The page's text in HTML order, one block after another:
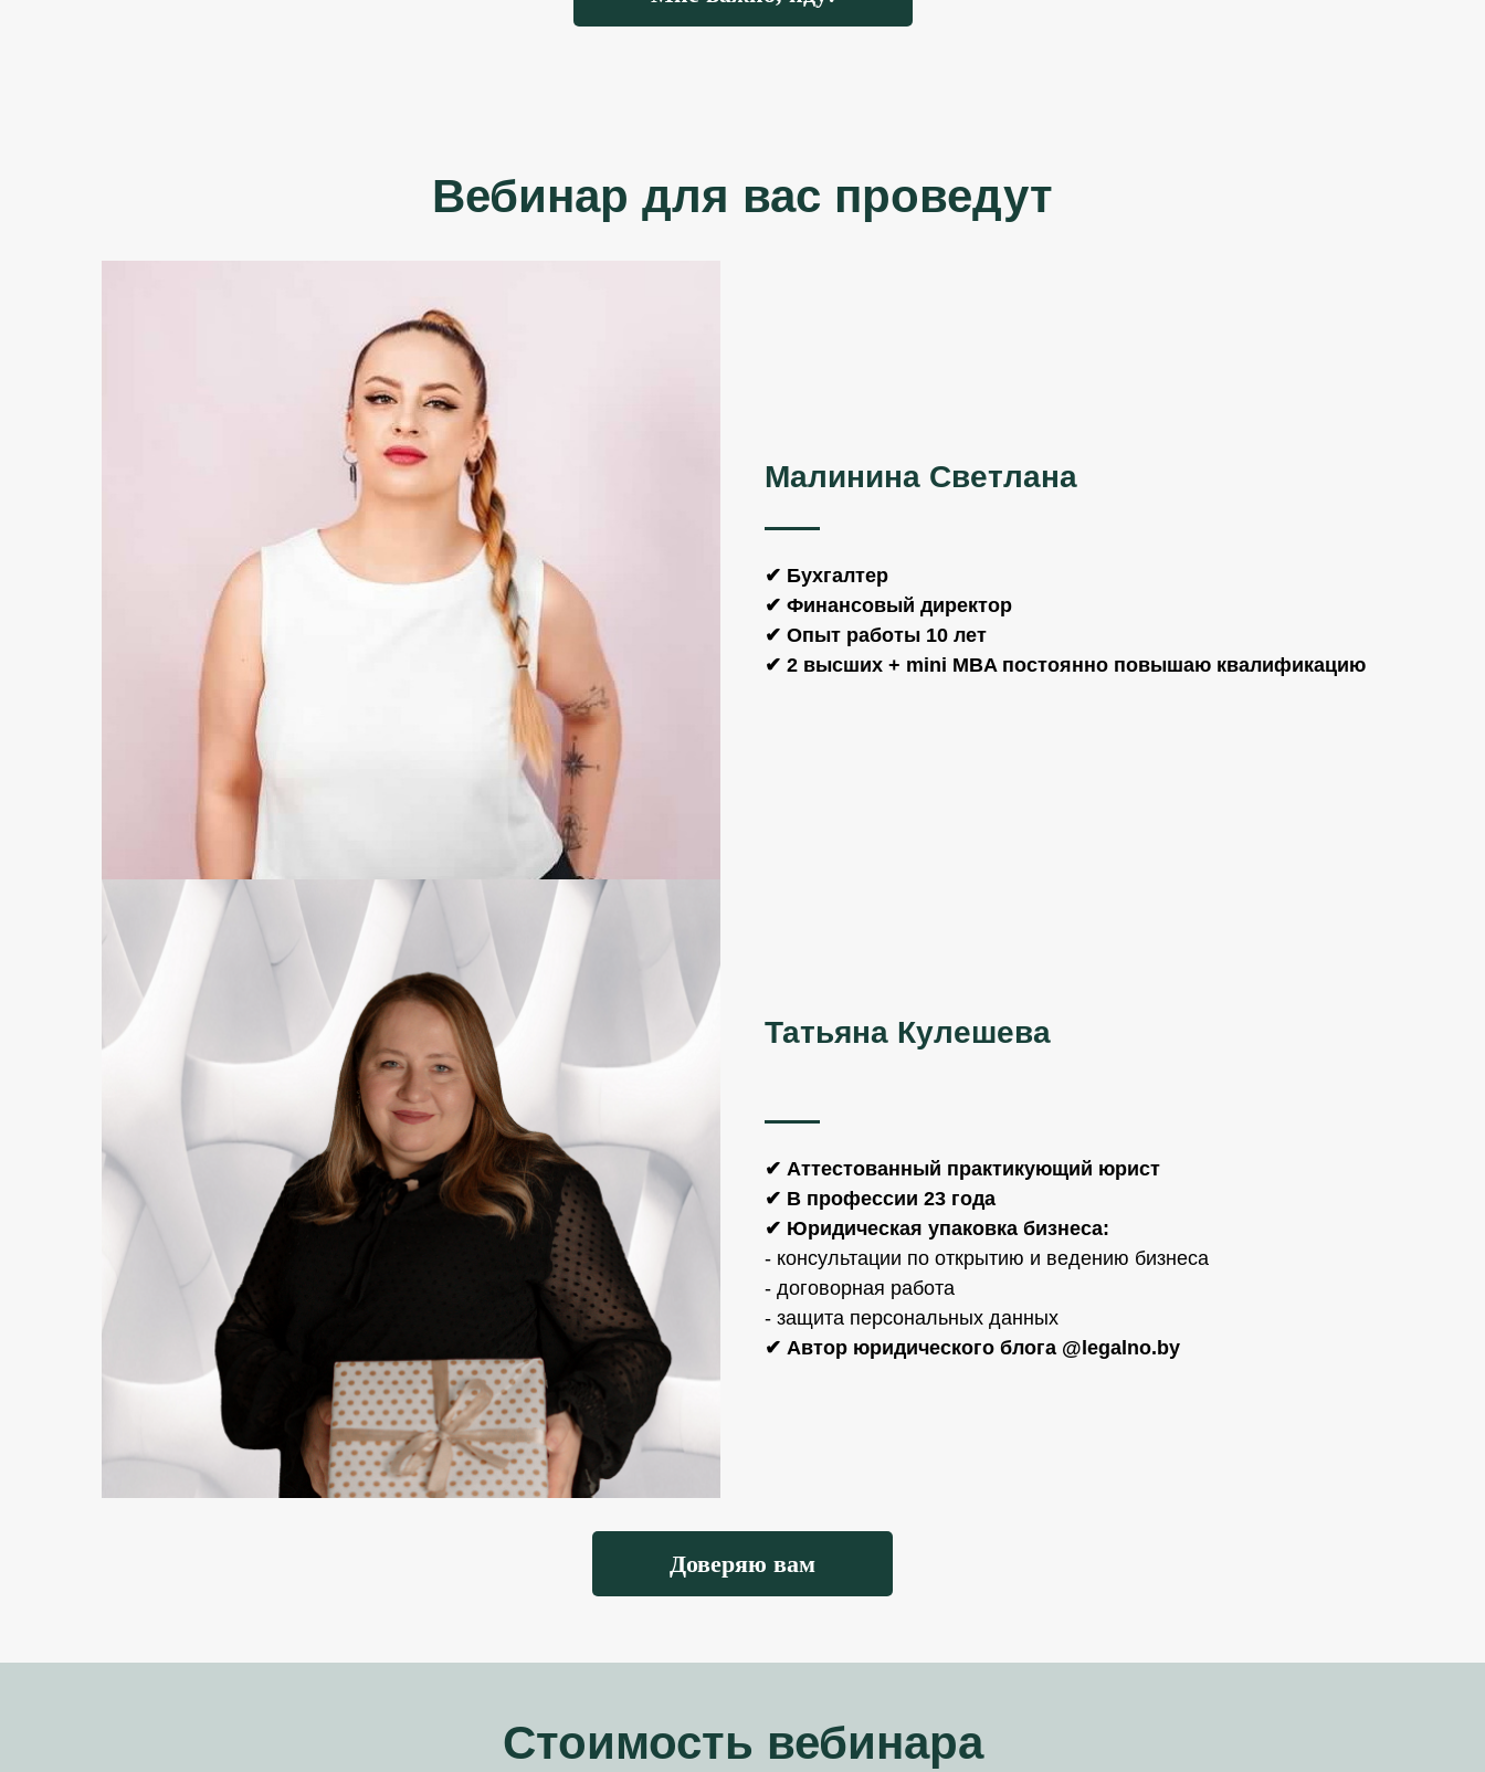
Вебинар для вас проведут
Малинина Светлана
✔ Бухгалтер
✔ Финансовый директор
✔ Опыт работы 10 лет
✔ 2 высших + mini MBA постоянно повышаю квалификацию
Татьяна Кулешева
✔ Аттестованный практикующий юрист
✔ В профессии 23 года
✔ Юридическая упаковка бизнеса:
- консультации по открытию и ведению бизнеса
- договорная работа
- защита персональных данных
✔ Автор юридического блога @legalno.by
Доверяю вам
Стоимость вебинара